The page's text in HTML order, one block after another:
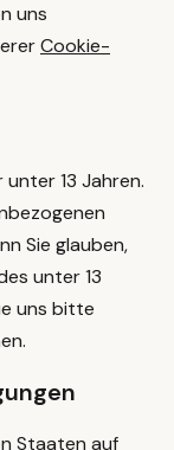
uns
Cookie-
13 Jahren.
Sie glauben,
unter 13
uns bitte
Staaten auf